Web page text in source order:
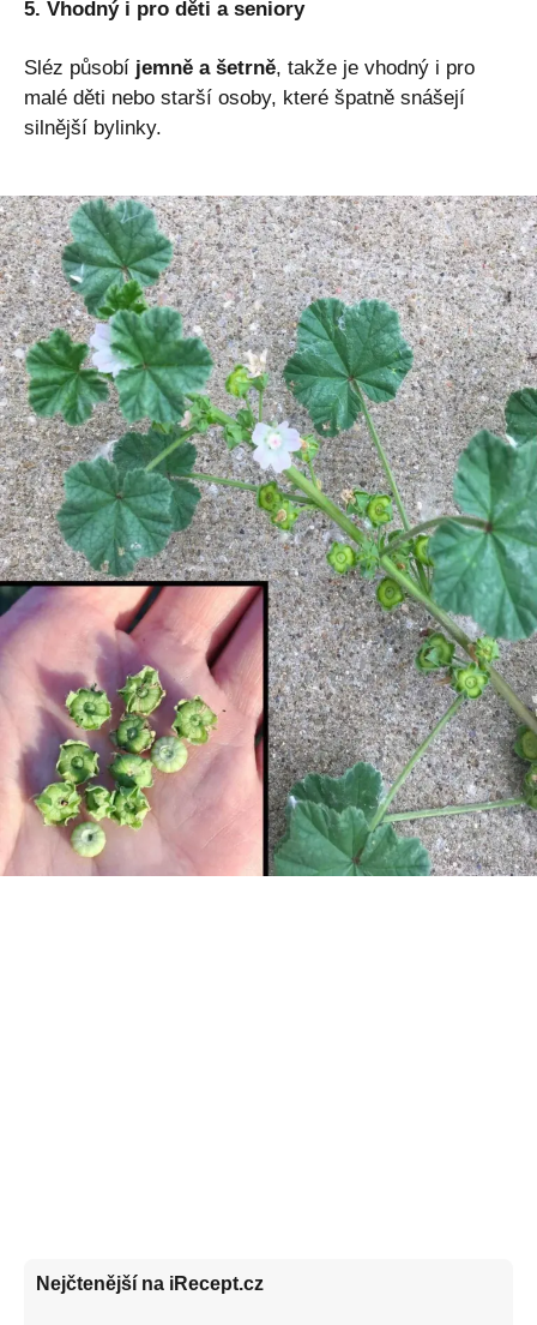
5. Vhodný i pro děti a seniory
Sléz působí jemně a šetrně, takže je vhodný i pro
malé děti nebo starší osoby, které špatně snášejí
silnější bylinky.
Nejčtenější na iRecept.cz